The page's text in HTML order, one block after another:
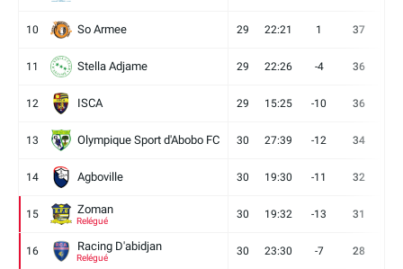
10 So Armee 29 22:21 1 37
11 Stella Adjame 29 22:26 -4 36
12 ISCA 29 15:25 -10 36
13 Olympique Sport d'Abobo FC 30 27:39 -12 34
14 Agboville 30 19:30 -11 32
15 Zoman
Relégué
30 19:32 -13 31
16 Racing D'abidjan
Relégué
30 23:30 -7 28